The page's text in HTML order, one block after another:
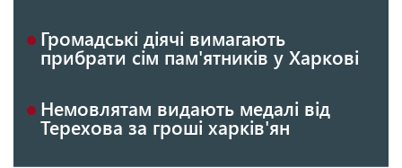
Громадські діячі вимагають
прибрати сім пам'ятників у Харкові
Немовлятам видають медалі від
Терехова за гроші харків'ян